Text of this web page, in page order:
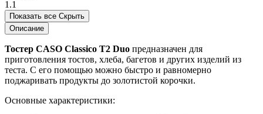
1.1
Показать все Скрыть
Описание
Тостер CASO Classico T2 Duo предназначен для
приготовления тостов, хлеба, багетов и других изделий из
теста. С его помощью можно быстро и равномерно
поджаривать продукты до золотистой корочки.
Основные характеристики: